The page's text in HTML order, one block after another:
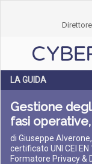
LA GUIDA
Gestione
fasi
di Giuseppe
certificato UNI CEI
Formatore Privacy &